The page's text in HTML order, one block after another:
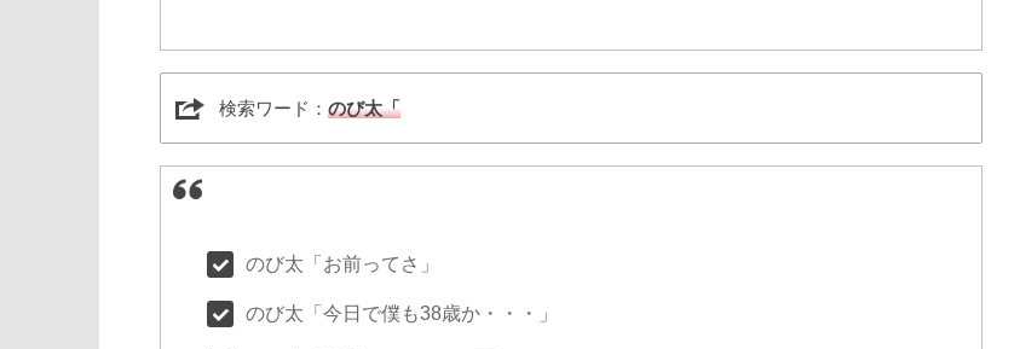
検索ワード： のび太「
のび太「お前ってさ」
のび太「今日で僕も38歳か・・・」